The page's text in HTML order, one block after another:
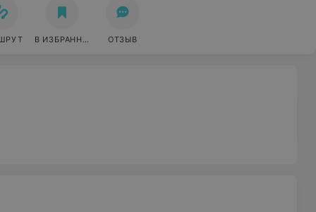
В ИЗБРАННОЕ ОТЗЫВ